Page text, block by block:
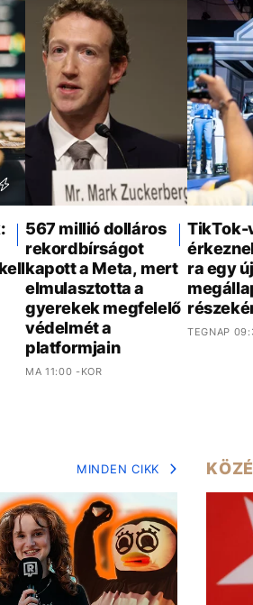
567 millió dolláros
rekordbírságot
kapott a Meta, mert
elmulasztotta a
gyerekek megfelelő
védelmét a
platformjain
MA 11:00 -KOR
TikTok-
ra egy új
TEGNAP
MINDEN CIKK